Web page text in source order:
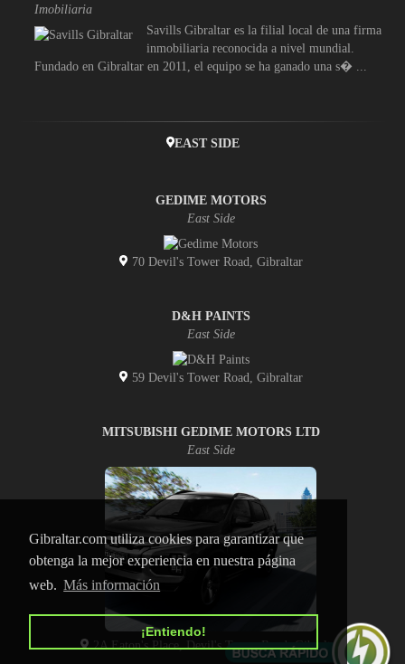
Gibraltar.com utiliza cookies para garantizar que
obtenga la mejor experiencia en nuestra página
web. Más información
¡Entiendo!
Imobiliaria
Savills Gibraltar es la filial local de una firma
inmobiliaria reconocida a nivel mundial.
Fundado en Gibraltar en 2011, el equipo se ha ganado una s� ...
EAST SIDE
GEDIME MOTORS
East Side
70 Devil's Tower Road, Gibraltar
D&H PAINTS
East Side
59 Devil's Tower Road, Gibraltar
MITSUBISHI GEDIME MOTORS LTD
East Side
2A Eaton's Place, Devil's Tower Road, Gibraltar